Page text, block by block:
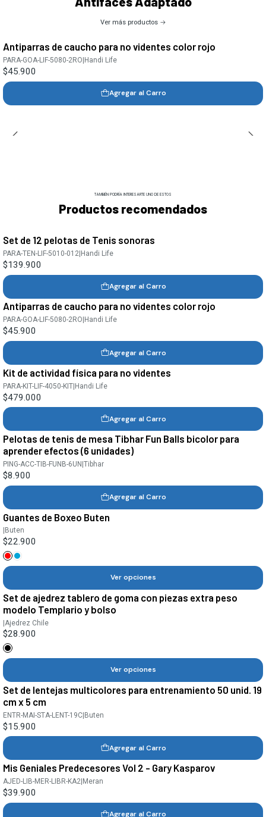
Ver más productos
Antiparras de caucho para no videntes color rojo
PARA-GOA-LIF-5080-2RO Handi Life
$45.900
Agregar al Carro
TAMBIÉN PODRÍA INTERESARTE UNO DE ESTOS
Productos recomendados
Set de 12 pelotas de Tenis sonoras
PARA-TEN-LIF-5010-012 Handi Life
$139.900
Agregar al Carro
Antiparras de caucho para no videntes color rojo
PARA-GOA-LIF-5080-2RO Handi Life
$45.900
Agregar al Carro
Kit de actividad física para no videntes
PARA-KIT-LIF-4050-KIT|Handi Life
$479.000
Agregar al Carro
Pelotas de tenis de mesa Tibhar Fun Balls bicolor para
aprender efectos (6 unidades)
PING-ACC-TIB-FUNB-6UN |Tibhar
$8.900
Agregar al Carro
Guantes de Boxeo Buten
Buten
$22.900
Ver opciones
Set de ajedrez tablero de goma con piezas extra peso
modelo Templario y bolso
|Ajedrez Chile
$28.900
Ver opciones
Set de lentejas multicolores para entrenamiento 50 unid. 19
cm x 5 cm
ENTR-MAI-STA-LENT-19C|Buten
$15.900
Agregar al Carro
Mis Geniales Predecesores Vol 2 - Gary Kasparov
AJED-LIB-MER-LIBR-KA2 Meran
$39.900
Agregar al Carro